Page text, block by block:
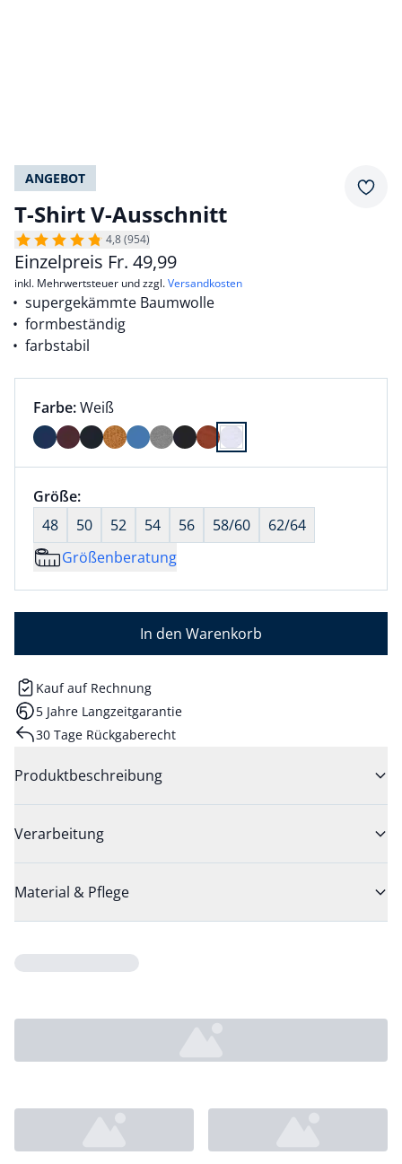
ANGEBOT
T-Shirt V-Ausschnitt
4,8 (954)
Einzelpreis Fr. 49,99
inkl. Mehrwertsteuer und zzgl.Versandkosten
supergekämmte Baumwolle
formbeständig
farbstabil
Farbauswahl:
Farbe:aktuell ausgewählt:
Weiß
Farbe Weiß ausgewählt
Größenauswahl:
Größe:nichts ausgewählt
48
50 52 54 56 58/60
62/64
Größenberatung
In den Warenkorb
Kauf auf Rechnung
5 Jahre Langzeitgarantie
30 Tage Rückgaberecht
Produktbeschreibung
Verarbeitung
Material & Pflege